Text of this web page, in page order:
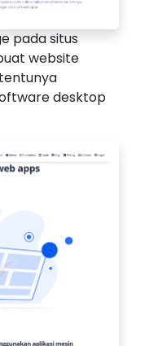
pada situs
website
desktop